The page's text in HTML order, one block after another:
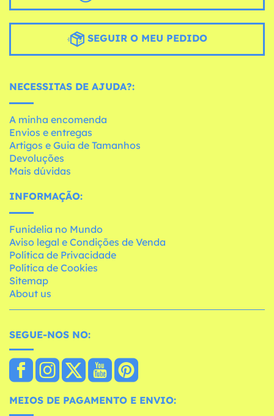
SEGUIR O MEU PEDIDO
NECESSITAS DE AJUDA?:
A minha encomenda
Envios e entregas
Artigos e Guia de Tamanhos
Devoluções
Mais dúvidas
INFORMAÇÃO:
Funidelia no Mundo
Aviso legal e Condições de Venda
Política de Privacidade
Política de Cookies
Sitemap
About us
SEGUE-NOS NO:
MEIOS DE PAGAMENTO E ENVIO: